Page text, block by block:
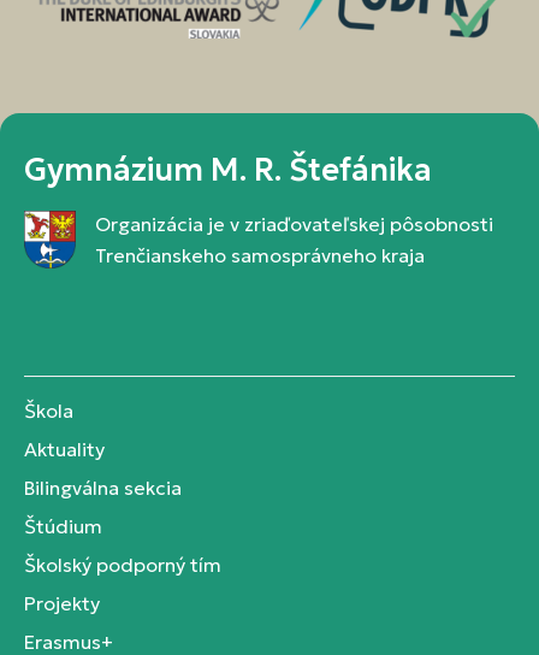
Gymnázium M. R. Štefánika
Organizácia je v zriaďovateľskej pôsobnosti
Trenčianskeho samosprávneho kraja
Škola
Aktuality
Bilingválna sekcia
Štúdium
Školský podporný tím
Projekty
Erasmus+